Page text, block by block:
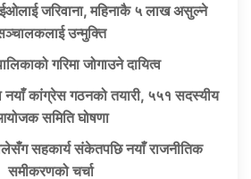
जरिवाना, महिनाकै ५ लाख असुल्ने
उन्मुक्ति
गरिमा जोगाउने दायित्व
नयाँ कांग्रेस गठनको तयारी, ५५१ सदस्यीय
समिति घोषणा
सहकार्य संकेतपछि नयाँ राजनीतिक
समीकरणको चर्चा